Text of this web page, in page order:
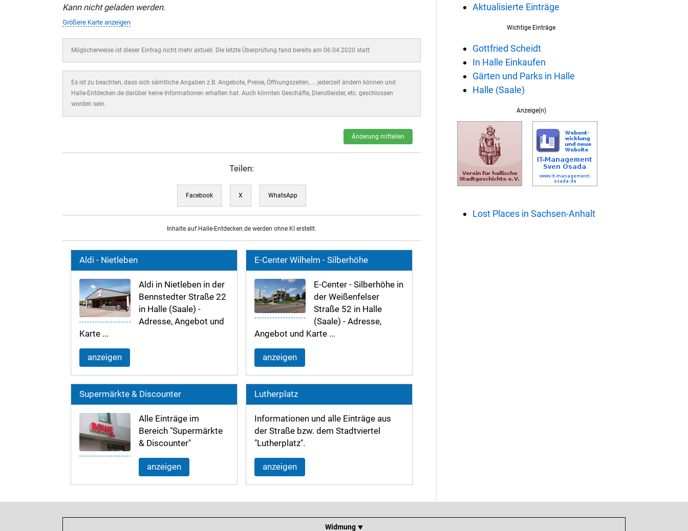
Kann nicht geladen werden.
Größere Karte anzeigen
Möglicherweise ist dieser Eintrag nicht mehr aktuell. Die letzte Überprüfung fand bereits am 06.04.2020 statt.
Es ist zu beachten, dass sich sämtliche Angaben z.B. Angebote, Preise, Öffnungszeiten, ... jederzeit ändern können und
Halle-Entdecken.de darüber keine Informationen erhalten hat. Auch könnten Geschäfte, Dienstleister, etc. geschlossen
worden sein.
Änderung mitteilen
Teilen:
Facebook X WhatsApp
Inhalte auf Halle-Entdecken.de werden ohne KI erstellt.
Aldi - Nietleben
Aldi in Nietleben in der
Bennstedter Straße 22
in Halle (Saale) -
Adresse, Angebot und
Karte ...
anzeigen
E-Center Wilhelm - Silberhöhe
E-Center - Silberhöhe in
der Weißenfelser
Straße 52 in Halle
(Saale) - Adresse,
Angebot und Karte ...
anzeigen
Supermärkte & Discounter
Alle Einträge im
Bereich "Supermärkte
& Discounter"
anzeigen
Lutherplatz
Informationen und alle Einträge aus
der Straße bzw. dem Stadtviertel
"Lutherplatz".
anzeigen
Aktualisierte Einträge
Wichtige Einträge
Gottfried Scheidt
In Halle Einkaufen
Gärten und Parks in Halle
Halle (Saale)
Anzeige(n)
Lost Places in Sachsen-Anhalt
Widmung ⯆